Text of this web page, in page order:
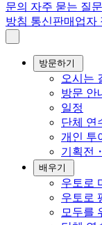
문의 자주 묻는 질문
방침 통신판매업자
방문하기
오시는
방문 안
일정
단체 연
개인 투
기획전
배우기
우토로
우토로
모두를